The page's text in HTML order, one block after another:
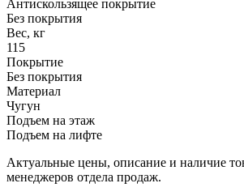
Антискользящее покрытие
Без покрытия
Вес, кг
115
Покрытие
Без покрытия
Материал
Чугун
Подъем на этаж
Подъем на лифте
Актуальные цены, описание и наличие
менеджеров отдела продаж.